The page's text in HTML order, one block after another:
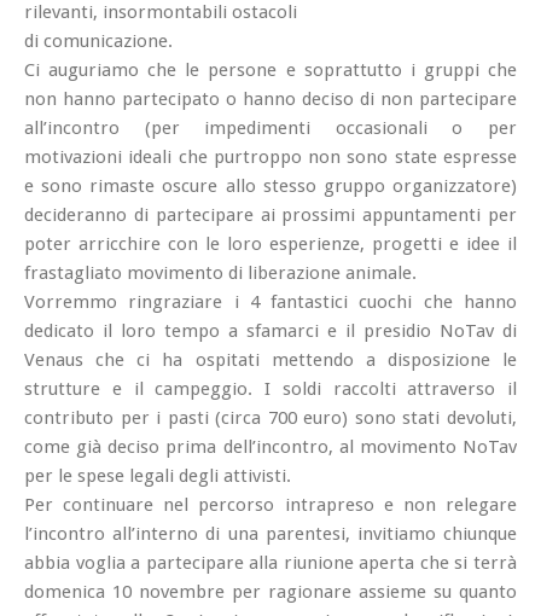
rilevanti, insormontabili ostacoli
di comunicazione.
Ci auguriamo che le persone e soprattutto i gruppi che
non hanno partecipato o hanno deciso di non partecipare
all’incontro (per impedimenti occasionali o per
motivazioni ideali che purtroppo non sono state espresse
e sono rimaste oscure allo stesso gruppo organizzatore)
decideranno di partecipare ai prossimi appuntamenti per
poter arricchire con le loro esperienze, progetti e idee il
frastagliato movimento di liberazione animale.
Vorremmo ringraziare i 4 fantastici cuochi che hanno
dedicato il loro tempo a sfamarci e il presidio NoTav di
Venaus che ci ha ospitati mettendo a disposizione le
strutture e il campeggio. I soldi raccolti attraverso il
contributo per i pasti (circa 700 euro) sono stati devoluti,
come già deciso prima dell’incontro, al movimento NoTav
per le spese legali degli attivisti.
Per continuare nel percorso intrapreso e non relegare
l’incontro all’interno di una parentesi, invitiamo chiunque
abbia voglia a partecipare alla riunione aperta che si terrà
domenica 10 novembre per ragionare assieme su quanto